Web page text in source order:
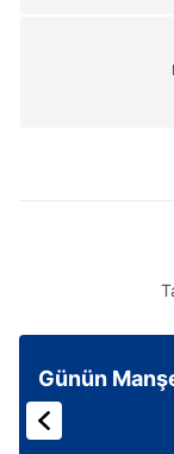
Günün